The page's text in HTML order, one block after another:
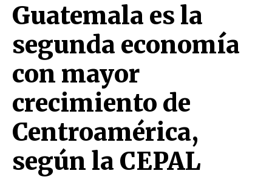
Guatemala es la
segunda economía
con mayor
crecimiento de
Centroamérica,
según la CEPAL